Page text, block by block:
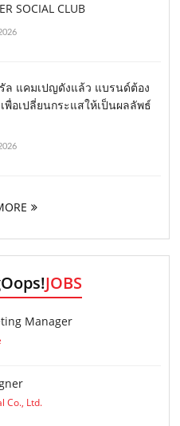
SOCIAL CLUB
ล แคมเปญดังแล้ว แบรนด์ต้อง
พื่อเปลี่ยนกระแสให้เป็นผลลัพธ์
JOBS
Manager
Co., Ltd.